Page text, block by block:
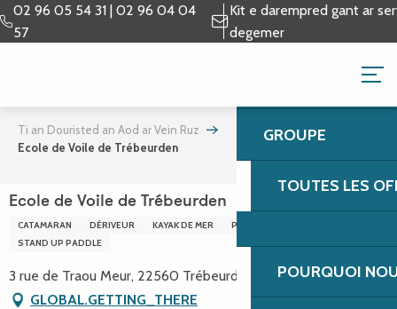
Aller
au
02 96 05 54 31 | 02 96 04 04
57
Kit e darempred gant ar
degemer
ASC - ECOLE DE
GROUPE
TOUTES LES
POURQUOI
Ti an Douristed an Aod ar Vein Ruz
Ecole de Voile de Trébeurden
Ecole de Voile de Trébeurden
CATAMARAN DÉRIVEUR KAYAK DE MER
PLANCHE À VOILE
STAND UP PADDLE
3 rue de Traou Meur, 22560 Trébeurden
GLOBAL.GETTING_THERE